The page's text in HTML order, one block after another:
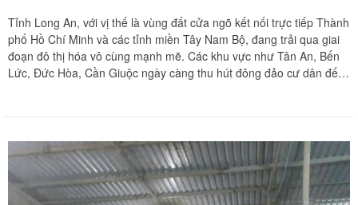
Tỉnh Long An, với vị thế là vùng đất cửa ngõ kết nối trực tiếp Thành
phố Hồ Chí Minh và các tỉnh miền Tây Nam Bộ, đang trải qua giai
đoạn đô thị hóa vô cùng mạnh mẽ. Các khu vực như Tân An, Bến
Lức, Đức Hòa, Cần Giuộc ngày càng thu hút đông đảo cư dân đến